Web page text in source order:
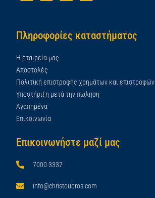
Πληροφορίες καταστήματος
Η εταιρεία μας
Αποστολές
Πολιτική επιστροφής χρημάτων και επιστροφών
Υποστήριξη μετά την πώληση
Αγαπημένα
Επικοινωνία
Επικοινωνήστε μαζί μας
7000 3337
info@christoubros.com